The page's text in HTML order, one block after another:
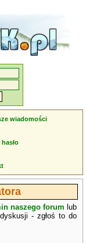
wiadomości
naszego forum lub
- zgłoś to do